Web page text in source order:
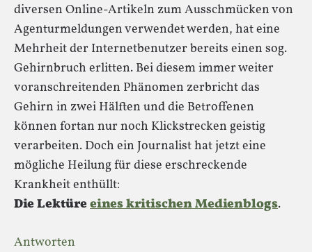
diversen Online-Artikeln zum Ausschmücken von
Agenturmeldungen verwendet werden, hat eine
Mehrheit der Internetbenutzer bereits einen sog.
Gehirnbruch erlitten. Bei diesem immer weiter
voranschreitenden Phänomen zerbricht das
Gehirn in zwei Hälften und die Betroffenen
können fortan nur noch Klickstrecken geistig
verarbeiten. Doch ein Journalist hat jetzt eine
mögliche Heilung für diese erschreckende
Krankheit enthüllt:
Die Lektüreeines kritischen Medienblogs.
Antworten